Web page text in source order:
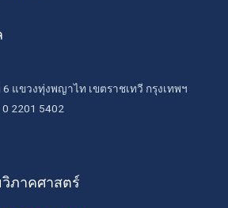
แขวงทุ่งพญาไท เขตราชเทวี กรุงเทพฯ
2201 5402
ภาคศาสตร์